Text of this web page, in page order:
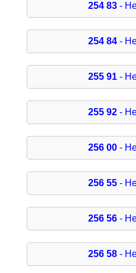
254 83 -
254 84 -
255 91 -
255 92 -
256 00 -
256 55 -
256 56 -
256 58 -